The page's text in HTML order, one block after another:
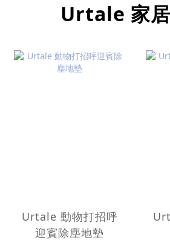
Urtale 家
Urtale 動物打招呼
迎賓除塵地墊